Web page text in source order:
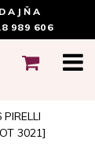
989 606
3021]